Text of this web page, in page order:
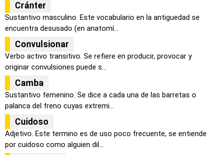
Cránter
Sustantivo masculino. Este vocabulario en la antiguedad se
encuentra desusado (en anatomí...
Convulsionar
Verbo activo transitivo. Se refiere en producir, provocar y
originar convulsiones puede s...
Camba
Sustantivo femenino. Se dice a cada una de las barretas o
palanca del freno cuyas extremi...
Cuidoso
Adjetivo. Este termino es de uso poco frecuente, se entiende
por cuidoso como alguien dil...